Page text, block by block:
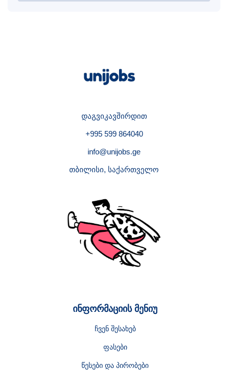
დაგვიკავშირდით
+995 599 864040
info@unijobs.ge
თბილისი, საქართველო
ინფორმაციის მენიუ
ჩვენ შესახებ
ფასები
წესები და პირობები